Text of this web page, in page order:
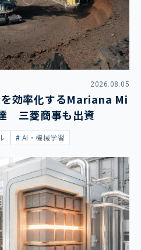
2026.08.05
効率化するMariana Mi
三菱商事も出資
AI・機械学習